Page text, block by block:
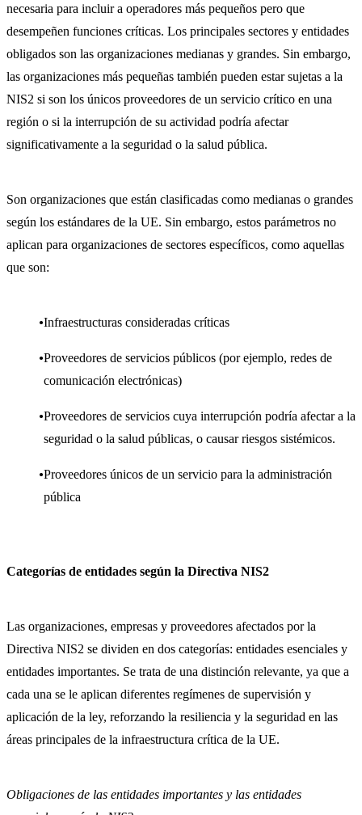
necesaria para incluir a operadores más pequeños pero que
desempeñen funciones críticas. Los principales sectores y entidades
obligados son las organizaciones medianas y grandes. Sin embargo,
las organizaciones más pequeñas también pueden estar sujetas a la
NIS2 si son los únicos proveedores de un servicio crítico en una
región o si la interrupción de su actividad podría afectar
significativamente a la seguridad o la salud pública.
Son organizaciones que están clasificadas como medianas o grandes
según los estándares de la UE. Sin embargo, estos parámetros no
aplican para organizaciones de sectores específicos, como aquellas
que son:
Infraestructuras consideradas críticas
Proveedores de servicios públicos (por ejemplo, redes de
comunicación electrónicas)
Proveedores de servicios cuya interrupción podría afectar a la
seguridad o la salud públicas, o causar riesgos sistémicos.
Proveedores únicos de un servicio para la administración
pública
Categorías de entidades según la Directiva NIS2
Las organizaciones, empresas y proveedores afectados por la
Directiva NIS2 se dividen en dos categorías: entidades esenciales y
entidades importantes. Se trata de una distinción relevante, ya que a
cada una se le aplican diferentes regímenes de supervisión y
aplicación de la ley, reforzando la resiliencia y la seguridad en las
áreas principales de la infraestructura crítica de la UE.
Obligaciones de las entidades importantes y las entidades